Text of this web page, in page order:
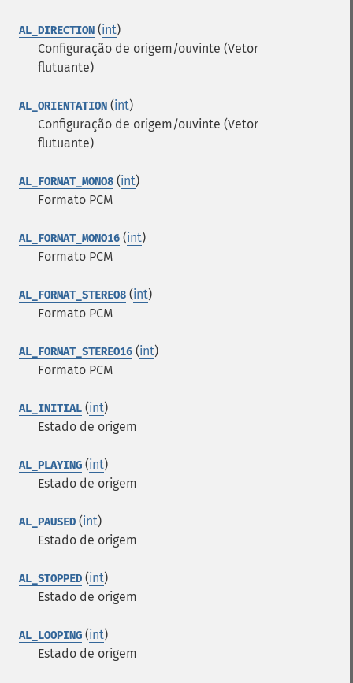
AL_DIRECTION (int)
Configuração de origem/ouvinte (Vetor
flutuante)
AL_ORIENTATION (int)
Configuração de origem/ouvinte (Vetor
flutuante)
AL_FORMAT_MONO8 (int)
Formato PCM
AL_FORMAT_MONO16 (int)
Formato PCM
AL_FORMAT_STEREO8 (int)
Formato PCM
AL_FORMAT_STEREO16 (int)
Formato PCM
AL_INITIAL (int)
Estado de origem
AL_PLAYING (int)
Estado de origem
AL_PAUSED (int)
Estado de origem
AL_STOPPED (int)
Estado de origem
AL_LOOPING (int)
Estado de origem